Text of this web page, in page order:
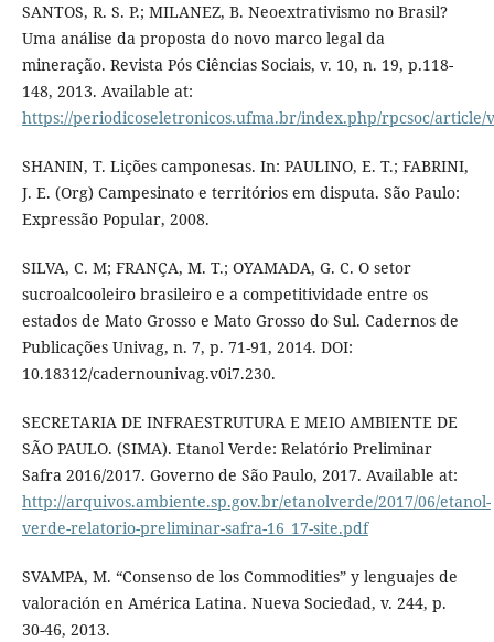
SANTOS, R. S. P.; MILANEZ, B. Neoextrativismo no Brasil?
Uma análise da proposta do novo marco legal da
mineração. Revista Pós Ciências Sociais, v. 10, n. 19, p.118-
148, 2013. Available at:
https://periodicoseletronicos.ufma.br/index.php/rpcsoc/article/
SHANIN, T. Lições camponesas. In: PAULINO, E. T.; FABRINI,
J. E. (Org) Campesinato e territórios em disputa. São Paulo:
Expressão Popular, 2008.
SILVA, C. M; FRANÇA, M. T.; OYAMADA, G. C. O setor
sucroalcooleiro brasileiro e a competitividade entre os
estados de Mato Grosso e Mato Grosso do Sul. Cadernos de
Publicações Univag, n. 7, p. 71-91, 2014. DOI:
10.18312/cadernounivag.v0i7.230.
SECRETARIA DE INFRAESTRUTURA E MEIO AMBIENTE DE
SÃO PAULO. (SIMA). Etanol Verde: Relatório Preliminar
Safra 2016/2017. Governo de São Paulo, 2017. Available at:
http://arquivos.ambiente.sp.gov.br/etanolverde/2017/06/etanol-
verde-relatorio-preliminar-safra-16_17-site.pdf
SVAMPA, M. “Consenso de los Commodities” y lenguajes de
valoración en América Latina. Nueva Sociedad, v. 244, p.
30-46, 2013.